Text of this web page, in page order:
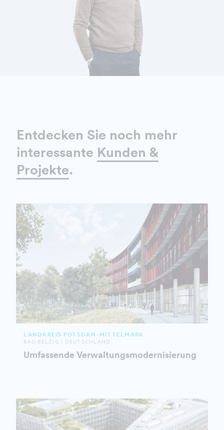
DETAILS ANZEIGEN
Entdecken Sie noch mehr
interessante Kunden &
Projekte.
LANDKREIS POTSDAM-MITTELMARK
BAD BELZIG | DEUTSCHLAND
Umfassende Verwaltungsmodernisierung